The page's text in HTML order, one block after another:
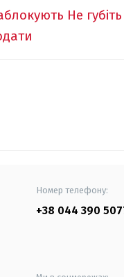
Не
Номер телефону:
+38 044 390